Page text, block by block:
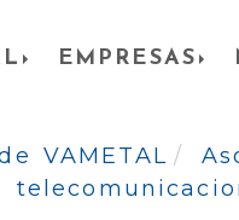
EMPRESAS
VAMETAL